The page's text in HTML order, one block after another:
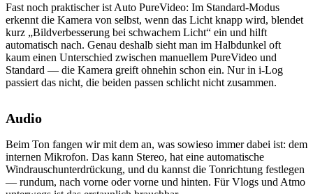
Fast noch praktischer ist Auto PureVideo: Im Standard-Modus
erkennt die Kamera von selbst, wenn das Licht knapp wird, blendet
kurz „Bildverbesserung bei schwachem Licht“ ein und hilft
automatisch nach. Genau deshalb sieht man im Halbdunkel oft
kaum einen Unterschied zwischen manuellem PureVideo und
Standard — die Kamera greift ohnehin schon ein. Nur in i-Log
passiert das nicht, die beiden passen schlicht nicht zusammen.
Audio
Beim Ton fangen wir mit dem an, was sowieso immer dabei ist: dem
internen Mikrofon. Das kann Stereo, hat eine automatische
Windrauschunterdrückung, und du kannst die Tonrichtung festlegen
— rundum, nach vorne oder vorne und hinten. Für Vlogs und Atmo